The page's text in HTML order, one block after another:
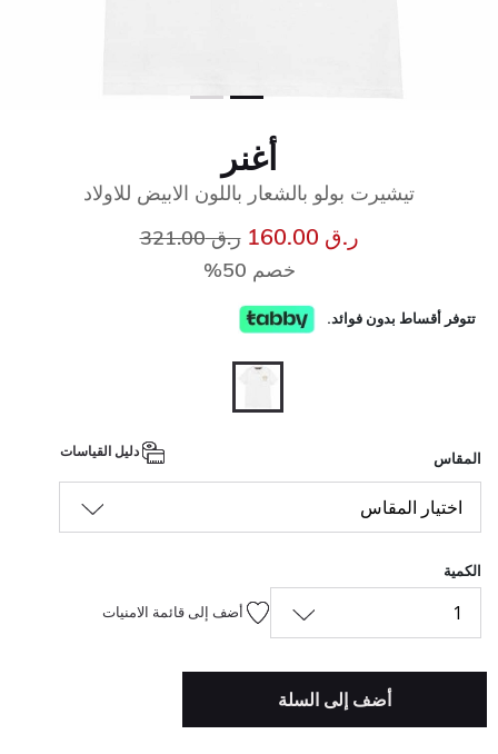
أغنر
تيشيرت بولو بالشعار باللون الابيض للاولاد
ر.ق 160.00 سعر مخفض من
ر.ق 321.00
خصم 50%
تتوفر أقساط بدون فوائد.
المقاس
اختيار المقاس
الكمية
1 أضف إلى قائمة الامنيات
أضف إلى السلة